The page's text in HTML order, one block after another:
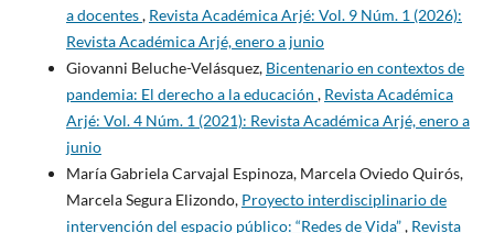
a docentes, Revista Académica Arjé: Vol. 9 Núm. 1 (2026):
Revista Académica Arjé, enero a junio
Giovanni Beluche-Velásquez, Bicentenario en contextos de
pandemia: El derecho a la educación , Revista Académica
Arjé: Vol. 4 Núm. 1 (2021): Revista Académica Arjé, enero a
junio
María Gabriela Carvajal Espinoza, Marcela Oviedo Quirós,
Marcela Segura Elizondo, Proyecto interdisciplinario de
intervención del espacio público: “Redes de Vida”, Revista